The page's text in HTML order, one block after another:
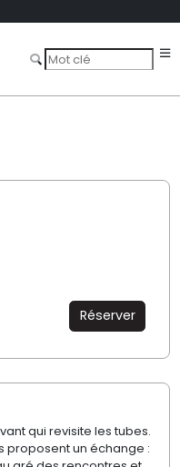
Réserver
qui revisite les tubes.
proposent un échange :